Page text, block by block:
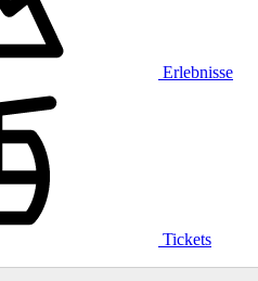
Erlebnisse
Tickets